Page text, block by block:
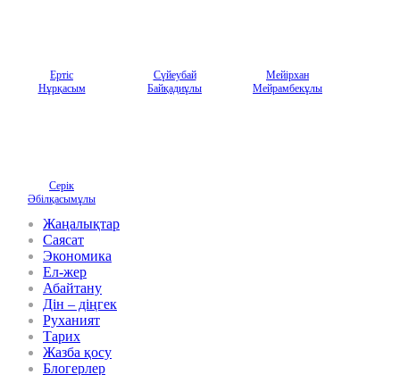
Ертіс
Нұрқасым
Сүйеубай
Байқадиұлы
Мейірхан
Мейрамбекұлы
Серік
Әбілқасымұлы
Жаңалықтар
Саясат
Экономика
Ел-жер
Абайтану
Дін – діңгек
Руханият
Тарих
Жазба қосу
Блогерлер